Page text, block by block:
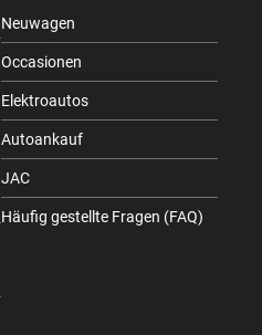
Neuwagen
Occasionen
Elektroautos
Autoankauf
JAC
Häufig gestellte Fragen (FAQ)